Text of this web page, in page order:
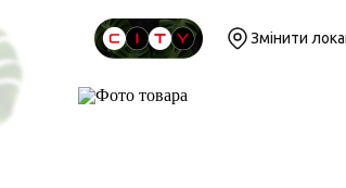
Змінити